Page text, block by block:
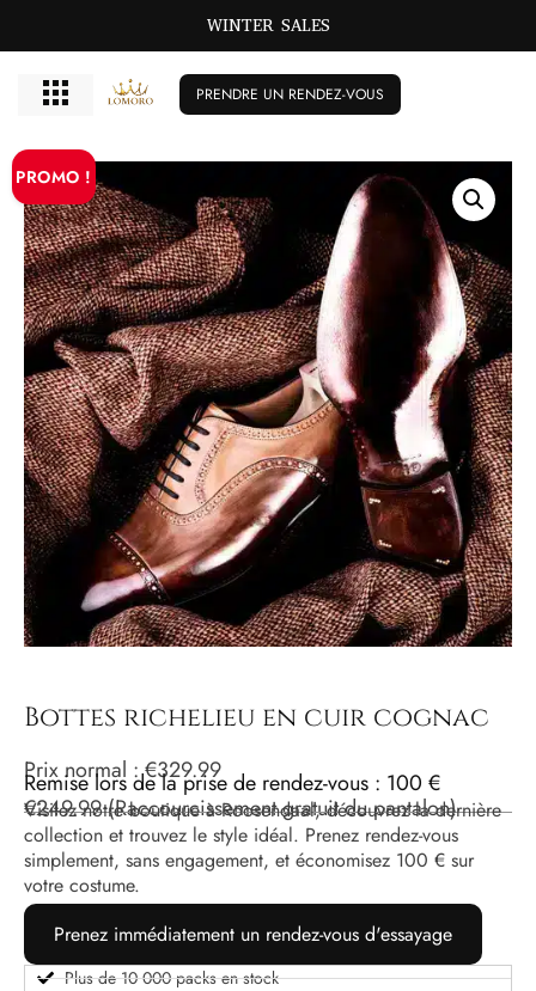
WINTER SALES
PRENDRE UN RENDEZ-VOUS
PROMO !
Bottes richelieu en cuir cognac
Prix ​​normal :€329.99
Remise lors de la prise de rendez-vous : 100 €
€249.99(Raccourcissement gratuit du pantalon)
Visitez notre boutique à Roosendaal, découvrez la dernière
collection et trouvez le style idéal. Prenez rendez-vous
simplement, sans engagement, et économisez 100 € sur
votre costume.
Prenez immédiatement un rendez-vous d'essayage
Plus de 10 000 packs en stock